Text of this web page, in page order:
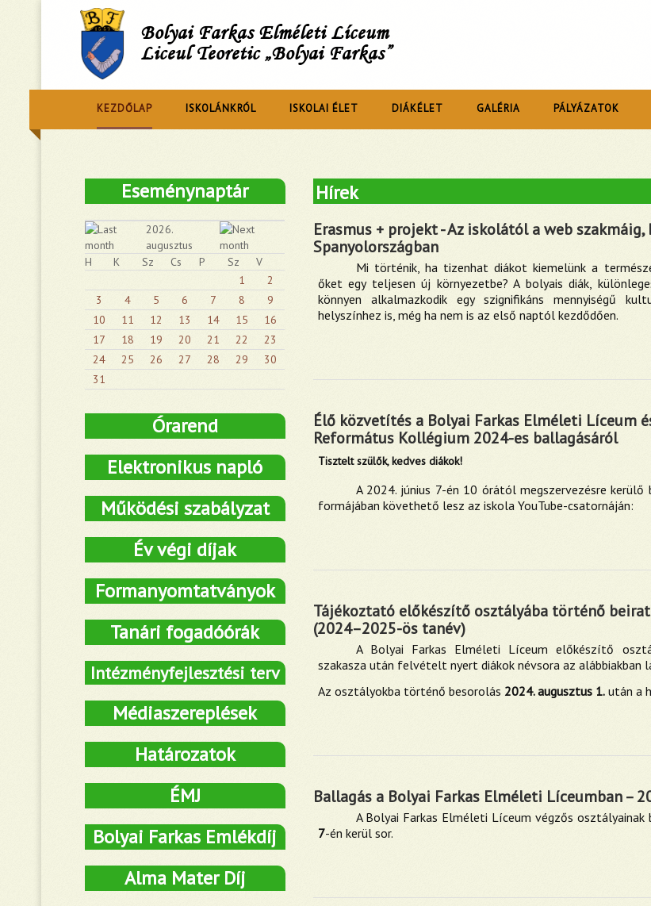
Bolyai Farkas Elméleti Líceum
Liceul Teoretic „Bolyai Farkas”
KEZDŐLAP ISKOLÁNKRÓL ISKOLAI ÉLET DIÁKÉLET GALÉRIA PÁLYÁZATOK
Hírek
Erasmus + projekt - Az iskolától a web szakmáig,
Spanyolországban
Mi történik, ha tizenhat diákot kiemelünk a
őket egy teljesen új környezetbe? A bolyais diák,
könnyen alkalmazkodik egy szignifikáns mennyiségű
helyszínhez is, még ha nem is az első naptól kezdődően.
Élő közvetítés a Bolyai Farkas Elméleti Líceum
Református Kollégium 2024-es ballagásáról
Tisztelt szülők, kedves diákok!
A 2024. június 7-én 10 órától megszervezésre
formájában követhető lesz az iskola YouTube-csatornáján:
Tájékoztató előkészítő osztályába történő
(2024–2025-ös tanév)
A Bolyai Farkas Elméleti Líceum előkészítő
szakasza után felvételt nyert diákok névsora az alábbiakban
Az osztályokba történő besorolás 2024. augusztus 1.után a
Ballagás a Bolyai Farkas Elméleti Líceumban –
A Bolyai Farkas Elméleti Líceum végzős osztályainak
7-én kerül sor.
Eseménynaptár
2026.
augusztus
H
K Sz Cs P Sz
V
1
2
3
4 5 6 7 8
9
10
11 12 13 14 15
16
17
18 19 20 21 22
23
24
25 26 27 28 29
30
31
Órarend
Elektronikus napló
Működési szabályzat
Év végi díjak
Formanyomtatványok
Tanári fogadóórák
Intézményfejlesztési terv
Médiaszereplések
Határozatok
ÉMJ
Bolyai Farkas Emlékdíj
Alma Mater Díj